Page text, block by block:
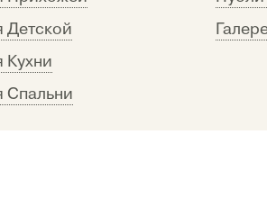
Детской
Кухни
Спальни